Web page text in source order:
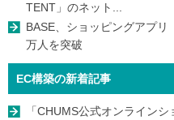
TENT」のネット...
BASE、ショッピングアプ
万人を突破
EC構築の新着記事
「CHUMS公式オンライン